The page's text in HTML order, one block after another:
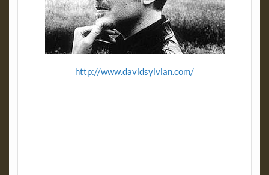
http://www.davidsylvian.com/